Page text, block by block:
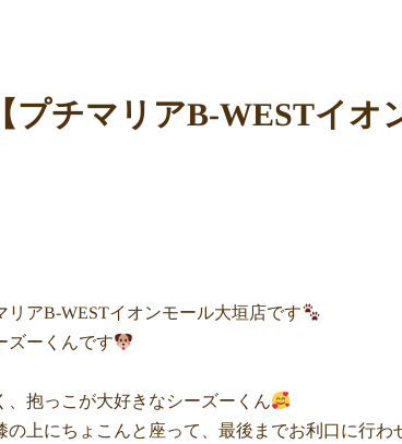
プチマリアB-WESTイオ
リアB-WESTイオンモール大垣店です
ズーくんです
、抱っこが大好きなシーズーくん
の上にちょこんと座って、最後までお利口に行わ